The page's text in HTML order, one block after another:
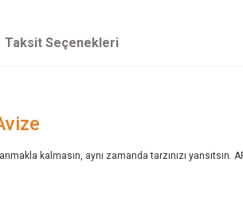
Taksit Seçenekleri
kalmasın, aynı zamanda tarzınızı